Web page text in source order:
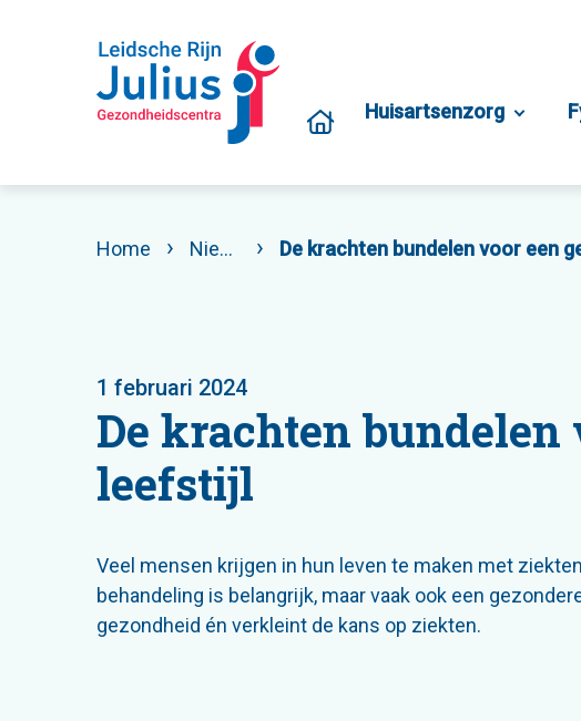
Huisartsenzorg
Home Nieuws De krachten bundelen voor een
De krachten bundelen
leefstijl
1 februari 2024
Veel mensen krijgen in hun leven te maken met
behandeling is belangrijk, maar vaak ook een
gezondheid én verkleint de kans op ziekten.